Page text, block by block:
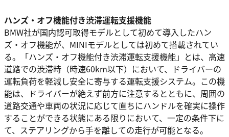
ハンズ・オフ機能付き渋滞運転支援機能
BMW社が国内認可取得モデルとして初めて導入したハン
ズ・オフ機能が、MINIモデルとしては初めて搭載されてい
る。「ハンズ・オフ機能付き渋滞運転支援機能」とは、高速
道路での渋滞時（時速60km以下）において、ドライバーの
運転負荷を軽減し安全に寄与する運転支援システム。この機
能は、ドライバーが絶えず前方に注意するとともに、周囲の
道路交通や車両の状況に応じて直ちにハンドルを確実に操作
することができる状態にある限りにおいて、一定の条件下に
て、ステアリングから手を離しての走行が可能となる。